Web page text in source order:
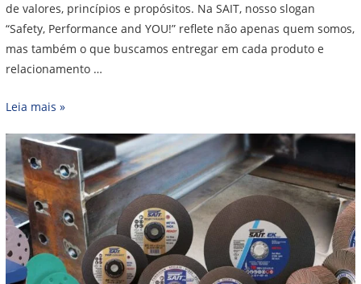
de valores, princípios e propósitos. Na SAIT, nosso slogan
“Safety, Performance and YOU!” reflete não apenas quem somos,
mas também o que buscamos entregar em cada produto e
relacionamento …
Leia mais »